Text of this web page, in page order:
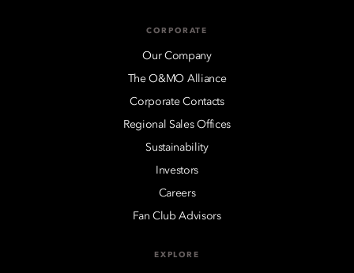
CORPORATE
Our Company
The O&MO Alliance
Corporate Contacts
Regional Sales Offices
Sustainability
Investors
Careers
Fan Club Advisors
EXPLORE